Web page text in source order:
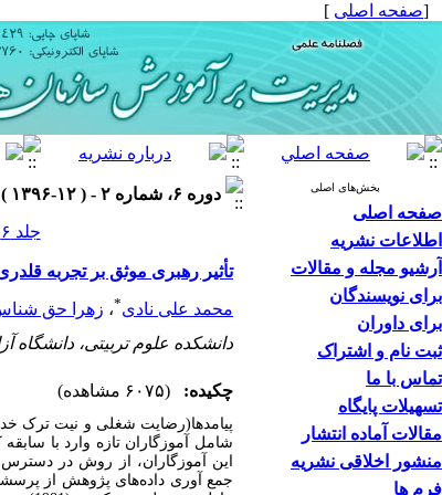
[صفحه اصلی ]
بخش‌های اصلی
صفحه اصلی
اطلاعات نشریه
آرشیو مجله و مقالات
برای نویسندگان
برای داوران
ثبت نام و اشتراک
تماس با ما
تسهیلات پایگاه
مقالات آماده انتشار
منشور اخلاقی نشریه
فرم ها
دوره ۶، شماره ۲ - ( ۱۲-۱۳۹۶ )
جلد ۶ شماره ۲ صفحات ۱۸۱-۱۵۳
تأثیر رهبری موثق بر تجربه
محمد علی نادی*، زهرا حق
دانشکده علوم تربیتی، دانشگاه
چکیده: (۶۰۷۵ مشاهده)
پیامدها(رضایت شغلی و نیت ترک